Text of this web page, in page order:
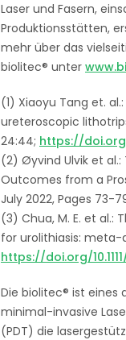
Laser und Fasern,
Produktionsstätten,
mehr über das
biolitec® unter
(1) Xiaoyu Tang et.
ureteroscopic
24:44; https://
(2) Øyvind Ulvik et al.:
Outcomes from a
July 2022, Pages 73-
(3) Chua, M. E. et
for urolithiasis: meta-
https://doi.org/
Die biolitec® ist eines
minimal-invasive
(PDT) die